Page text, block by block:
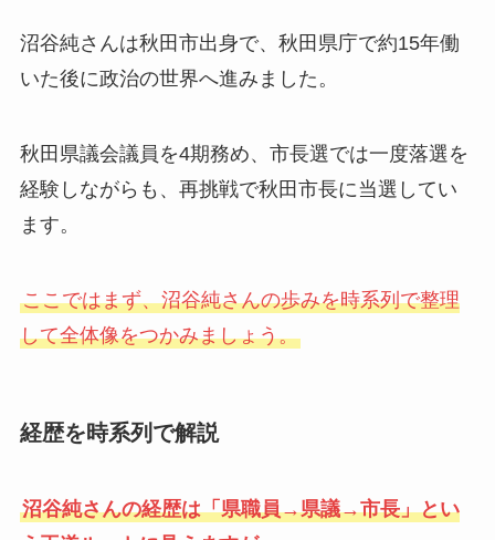
沼谷純さんは秋田市出身で、秋田県庁で約15年働
いた後に政治の世界へ進みました。
秋田県議会議員を4期務め、市長選では一度落選を
経験しながらも、再挑戦で秋田市長に当選してい
ます。
ここではまず、沼谷純さんの歩みを時系列で整理
して全体像をつかみましょう。
経歴を時系列で解説
沼谷純さんの経歴は「県職員→県議→市長」とい